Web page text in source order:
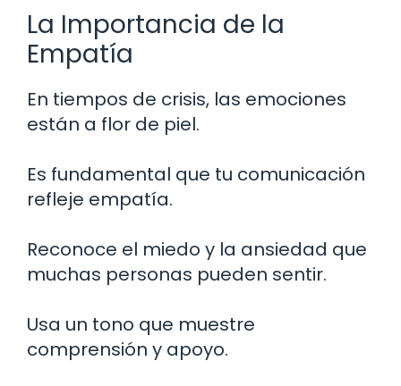
La Importancia de la
Empatía
En tiempos de crisis, las emociones
están a flor de piel.
Es fundamental que tu comunicación
refleje empatía.
Reconoce el miedo y la ansiedad que
muchas personas pueden sentir.
Usa un tono que muestre
comprensión y apoyo.